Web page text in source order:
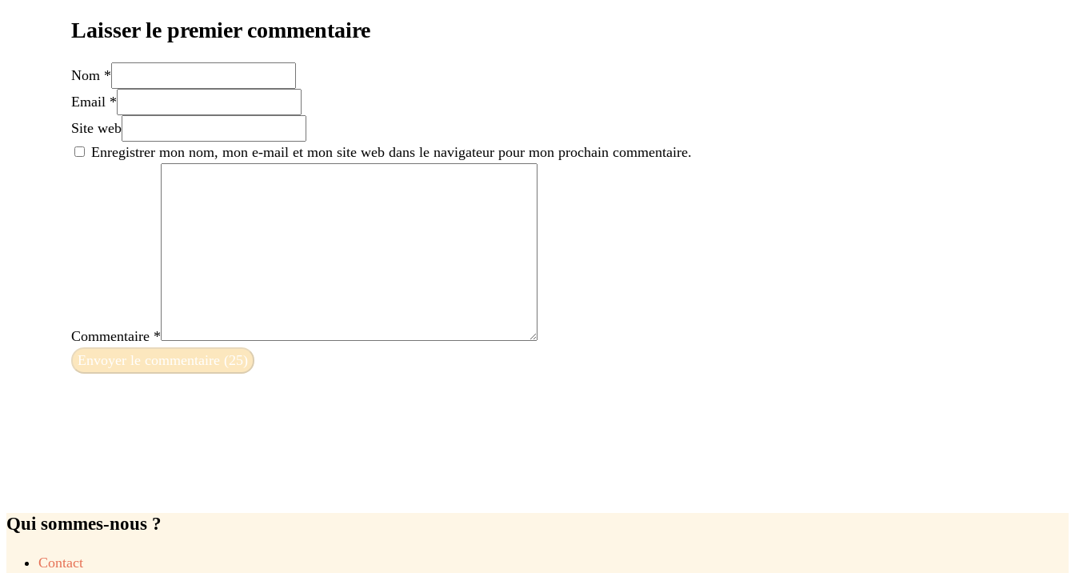
Laisser le premier commentaire
Nom *
Email *
Site web
Enregistrer mon nom, mon e-mail et mon site web dans le navigateur pour mon prochain commentaire.
Commentaire *
Qui sommes-nous ?
Contact